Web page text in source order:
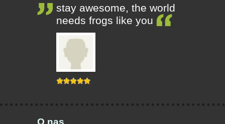
stay awesome, the world
needs frogs like you
O nas